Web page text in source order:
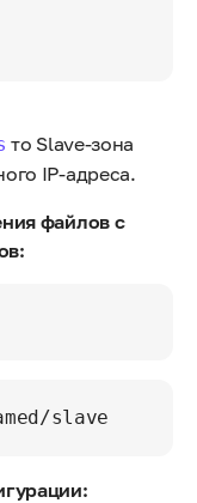
то Slave-зона
IP-адреса.
файлов с